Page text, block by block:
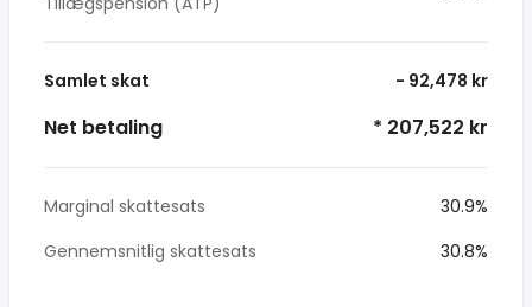
Samlet skat - 92,478 kr
Net betaling * 207,522 kr
Marginal skattesats
30.9%
Gennemsnitlig skattesats
30.8%